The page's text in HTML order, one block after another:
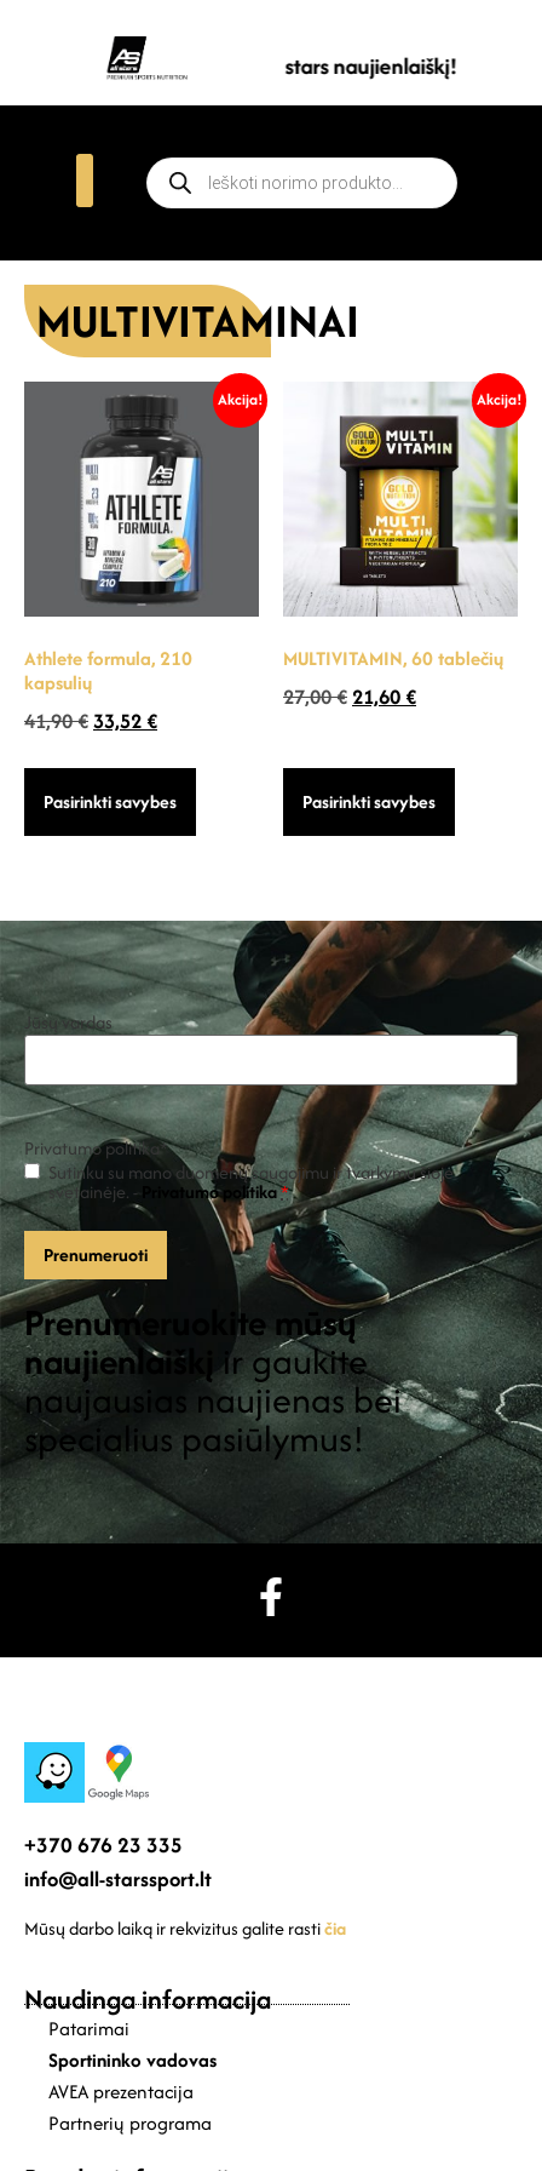
Prenumeruokite all stars naujienlaiškį!
MULTIVITAMINAI
Akcija!
Athlete formula, 210
kapsulių
41,90€33,52€
Pasirinkti savybes
Akcija!
MULTIVITAMIN, 60 tablečių
27,00€ 21,60€
Pasirinkti savybes
Jūsų vardas
Privatumo politika*
Sutinku su mano duomenų saugojimu ir tvarkymu šioje
svetainėje. - Privatumo politika*
Prenumeruokite mūsų
naujienlaiškįir gaukite
naujausias naujienas bei
specialius pasiūlymus!
+370 676 23 335
info@all-starssport.lt
Mūsų darbo laiką ir rekvizitus galite rastičia
Naudinga informacija
Patarimai
Sportininko vadovas
AVEA prezentacija
Partnerių programa